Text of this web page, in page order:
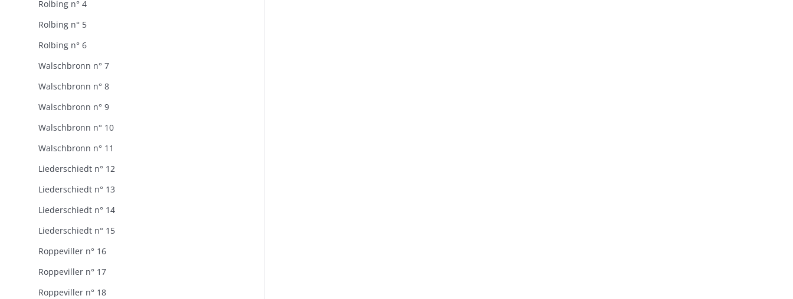
Rolbing n° 4
Rolbing n° 5
Rolbing n° 6
Walschbronn n° 7
Walschbronn n° 8
Walschbronn n° 9
Walschbronn n° 10
Walschbronn n° 11
Liederschiedt n° 12
Liederschiedt n° 13
Liederschiedt n° 14
Liederschiedt n° 15
Roppeviller n° 16
Roppeviller n° 17
Roppeviller n° 18